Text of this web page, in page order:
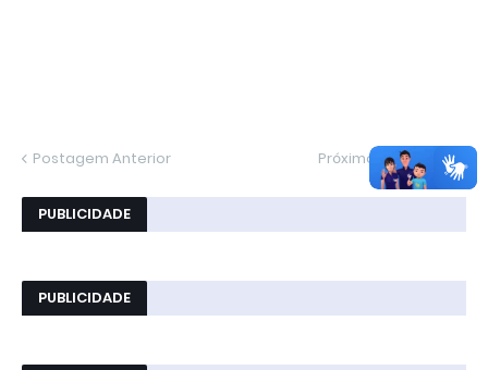
Postagem Anterior Próxima Postagem
PUBLICIDADE
PUBLICIDADE